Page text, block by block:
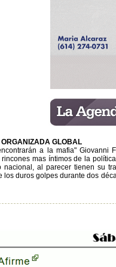
GLOBAL
a la mafia" Giovanni
mas íntimos de la
nacional, al parecer tienen su
los duros golpes durante dos